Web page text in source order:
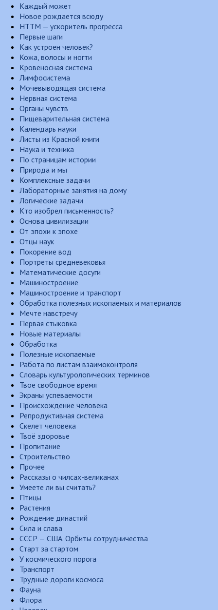
Каждый может
Новое рождается всюду
НТТМ — ускоритель прогресса
Первые шаги
Как устроен человек?
Кожа, волосы и ногти
Кровеносная система
Лимфосистема
Мочевыводящая система
Нервная система
Органы чувств
Пищеварительная система
Календарь науки
Листы из Красной книги
Наука и техника
По страницам истории
Природа и мы
Комплексные задачи
Лабораторные занятия на дому
Логические задачи
Кто изобрел письменность?
Основа цивилизации
От эпохи к эпохе
Отцы наук
Покорение вод
Портреты средневековья
Математические досуги
Машиностроение
Машиностроение и транспорт
Обработка полезных ископаемых и материалов
Мечте навстречу
Первая стыковка
Новые материалы
Обработка
Полезные ископаемые
Работа по листам взаимоконтроля
Словарь культурологических терминов
Твое свободное время
Экраны успеваемости
Происхождение человека
Репродуктивная система
Скелет человека
Твоё здоровье
Пропитание
Строительство
Прочее
Рассказы о чилсах-великанах
Умеете ли вы считать?
Птицы
Растения
Рождение династий
Сила и слава
СССР — США. Орбиты сотрудничества
Старт за стартом
У космического порога
Транспорт
Трудные дороги космоса
Фауна
Флора